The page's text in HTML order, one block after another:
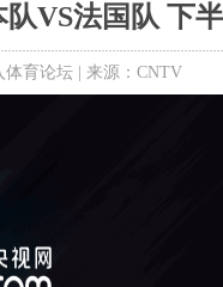
VS法国队 下
体育论坛 | 来源：CNTV